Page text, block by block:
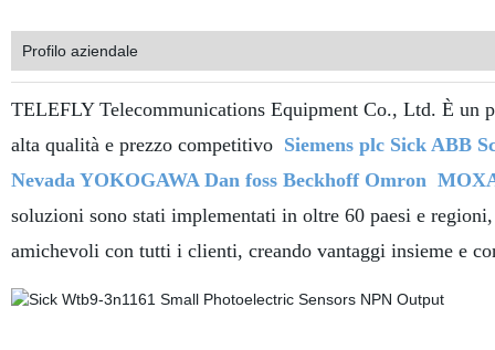
Profilo aziendale
TELEFLY Telecommunications Equipment Co., Ltd. È un
alta qualità e prezzo competitivo Siemens plc Sick ABB
Nevada YOKOGAWA Dan foss Beckhoff Omron
soluzioni sono stati implementati in oltre 60 paesi e
amichevoli con tutti i clienti, creando vantaggi insieme e